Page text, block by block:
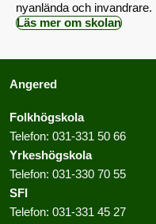
nyanlända och invandrare.
Läs mer om skolan
Angered
Folkhögskola
Telefon: 031-331 50 66
Yrkeshögskola
Telefon: 031-330 70 55
SFI
Telefon: 031-331 45 27